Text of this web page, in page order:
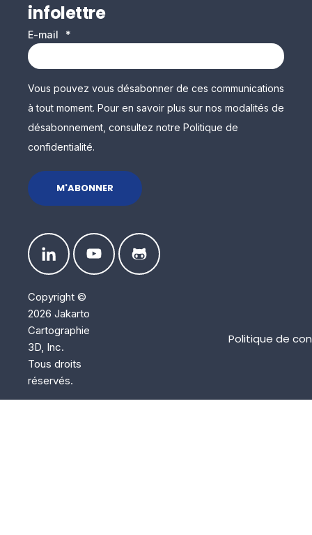
infolettre
E-mail *
Vous pouvez vous désabonner de ces communications
à tout moment. Pour en savoir plus sur nos modalités de
désabonnement, consultez notre Politique de
confidentialité.
Copyright ©
2026 Jakarto
Cartographie
3D, Inc.
Tous droits
réservés.
Politique de